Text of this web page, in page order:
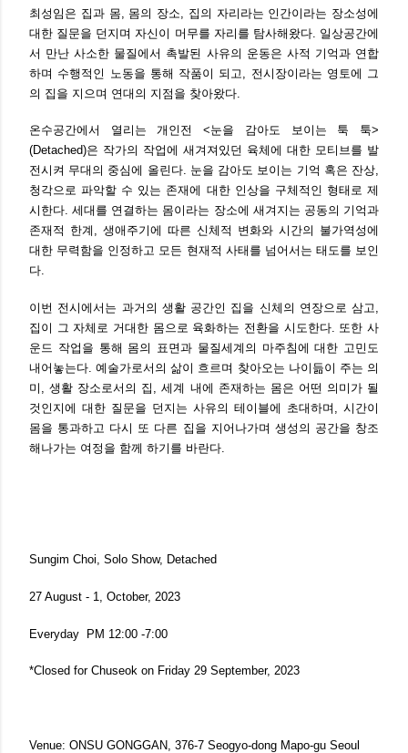
최성임은 집과 몸, 몸의 장소, 집의 자리라는 인간이라는 장소성에
대한 질문을 던지며 자신이 머무를 자리를 탐사해왔다. 일상공간에
서 만난 사소한 물질에서 촉발된 사유의 운동은 사적 기억과 연합
하며 수행적인 노동을 통해 작품이 되고, 전시장이라는 영토에 그
의 집을 지으며 연대의 지점을 찾아왔다.
온수공간에서 열리는 개인전 <눈을 감아도 보이는 툭 툭>
(Detached)은 작가의 작업에 새겨져있던 육체에 대한 모티브를 발
전시켜 무대의 중심에 올린다. 눈을 감아도 보이는 기억 혹은 잔상,
청각으로 파악할 수 있는 존재에 대한 인상을 구체적인 형태로 제
시한다. 세대를 연결하는 몸이라는 장소에 새겨지는 공동의 기억과
존재적 한계, 생애주기에 따른 신체적 변화와 시간의 불가역성에
대한 무력함을 인정하고 모든 현재적 사태를 넘어서는 태도를 보인
다.
이번 전시에서는 과거의 생활 공간인 집을 신체의 연장으로 삼고,
집이 그 자체로 거대한 몸으로 육화하는 전환을 시도한다. 또한 사
운드 작업을 통해 몸의 표면과 물질세계의 마주침에 대한 고민도
내어놓는다. 예술가로서의 삶이 흐르며 찾아오는 나이듦이 주는 의
미, 생활 장소로서의 집, 세계 내에 존재하는 몸은 어떤 의미가 될
것인지에 대한 질문을 던지는 사유의 테이블에 초대하며, 시간이
몸을 통과하고 다시 또 다른 집을 지어나가며 생성의 공간을 창조
해나가는 여정을 함께 하기를 바란다.
Sungim Choi, Solo Show, Detached
27 August - 1, October, 2023
Everyday PM 12:00 -7:00
*Closed for Chuseok on Friday 29 September, 2023
Venue: ONSU GONGGAN, 376-7 Seogyo-dong Mapo-gu Seoul